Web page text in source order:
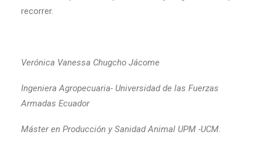
recorrer.
Verónica Vanessa Chugcho Jácome
Ingeniera Agropecuaria- Universidad de las Fuerzas
Armadas Ecuador
Máster en Producción y Sanidad Animal UPM -UCM.